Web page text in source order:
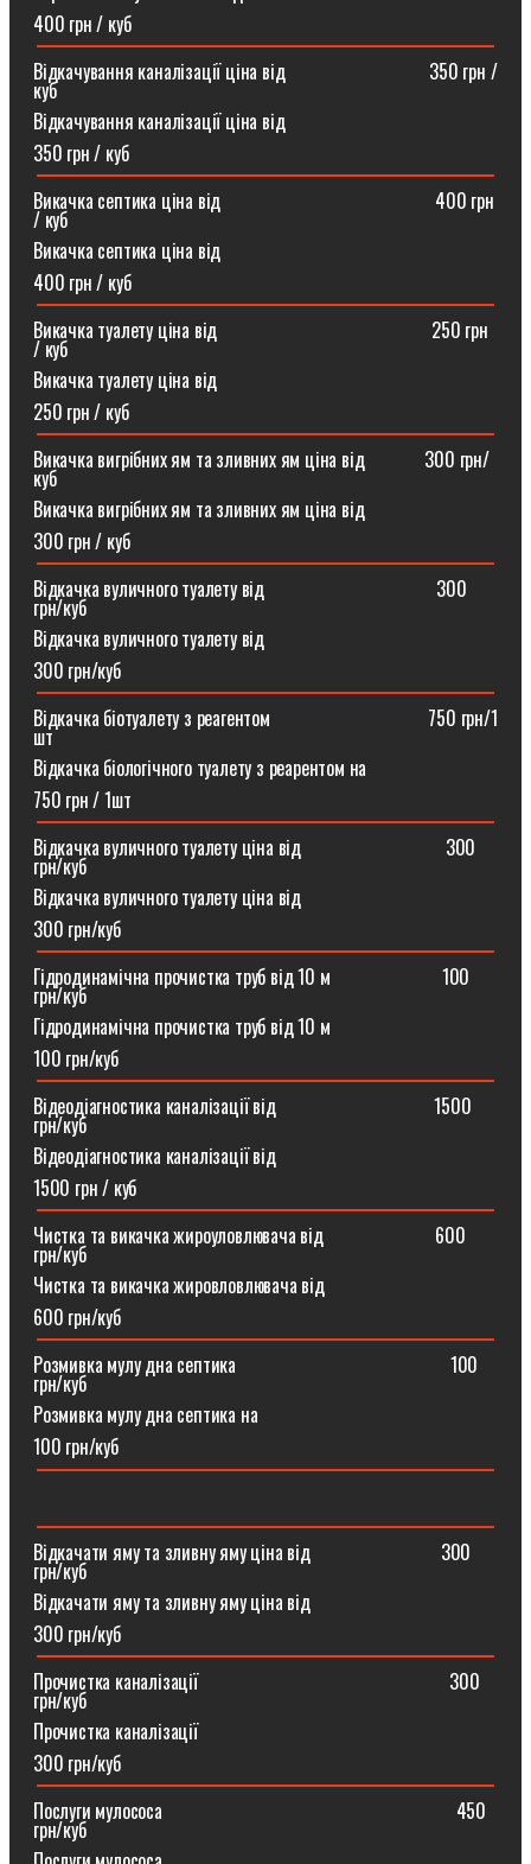
400 грн / куб
Відкачування каналізації ціна від ⠀⠀⠀⠀⠀⠀⠀⠀⠀⠀350 грн /
куб
Відкачування каналізації ціна від
350 грн / куб
Викачка септика ціна від ⠀⠀⠀⠀⠀⠀⠀⠀⠀⠀⠀⠀⠀⠀⠀400 грн
/ куб
Викачка септика ціна від
400 грн / куб
Викачка туалету ціна від ⠀⠀⠀⠀⠀⠀⠀⠀⠀⠀⠀⠀⠀⠀⠀250 грн
/ куб⠀
Викачка туалету ціна від
250 грн / куб
Викачка вигрібних ям та зливних ям ціна від ⠀⠀⠀⠀300 грн/
куб
Викачка вигрібних ям та зливних ям ціна від
300 грн / куб
Відкачка вуличного туалету від ⠀⠀⠀⠀⠀⠀⠀⠀⠀⠀⠀⠀300
грн/куб
Відкачка вуличного туалету від
300 грн/куб
Відкачка біотуалету з реагентом ⠀⠀⠀⠀⠀⠀⠀⠀⠀⠀⠀750 грн/1
шт
Відкачка біологічного туалету з реарентом на
750 грн / 1шт
Відкачка вуличного туалету ціна від ⠀⠀⠀⠀⠀⠀⠀⠀⠀⠀300
грн/куб
Відкачка вуличного туалету ціна від
300 грн/куб
Гідродинамічна прочистка труб від 10 м⠀⠀⠀⠀⠀⠀⠀⠀100
грн/куб
Гідродинамічна прочистка труб від 10 м
100 грн/куб
Відеодіагностика каналізації від ⠀⠀⠀⠀⠀⠀⠀⠀⠀⠀⠀1500
грн/куб
Відеодіагностика каналізації від
1500 грн / куб
Чистка та викачка жироуловлювача від⠀⠀⠀⠀⠀⠀⠀⠀600
грн/куб
Чистка та викачка жировловлювача від
600 грн/куб
Розмивка мулу дна септика ⠀⠀⠀⠀⠀⠀⠀⠀⠀⠀⠀⠀⠀⠀⠀100
грн/куб
Розмивка мулу дна септика на
100 грн/куб
Відкачати яму та зливну яму ціна від ⠀⠀⠀⠀⠀⠀⠀⠀⠀300
грн/куб
Відкачати яму та зливну яму ціна від
300 грн/куб
Прочистка каналізації⠀⠀⠀⠀⠀⠀⠀⠀⠀⠀⠀⠀⠀⠀⠀⠀⠀⠀300
грн/куб
Прочистка каналізації
300 грн/куб
Послуги мулососа⠀⠀⠀⠀⠀⠀⠀⠀⠀⠀⠀⠀⠀⠀⠀⠀⠀⠀⠀⠀⠀450
грн/куб